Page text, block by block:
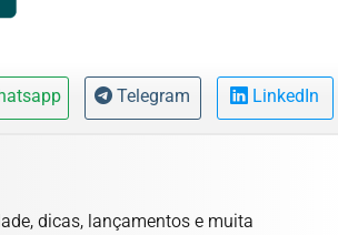
Telegram LinkedIn
dicas, lançamentos e muita